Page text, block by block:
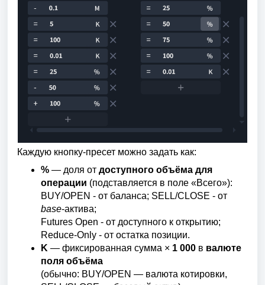
Каждую кнопку-пресет можно задать как:
% — доля от доступного объёма для
операции (подставляется в поле «Всего»):
BUY/OPEN - от баланса; SELL/CLOSE - от
base-актива;
Futures Open - от доступного к открытию;
Reduce-Only - от остатка позиции.
K — фиксированная сумма × 1 000 в валюте
поля объёма
(обычно: BUY/OPEN — валюта котировки,